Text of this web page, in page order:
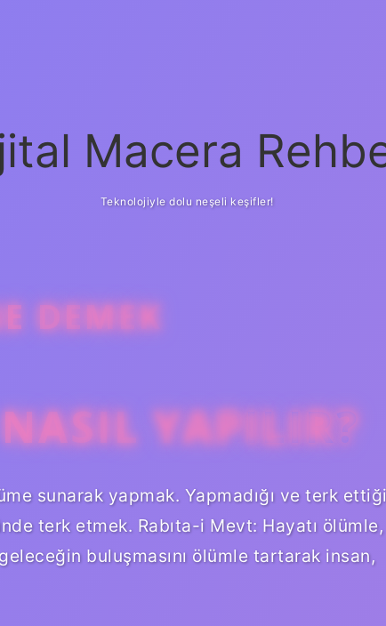
Macera
Teknolojiyle dolu neşeli keşifler!
DEMEK
YAPILIR?
sunarak yapmak. Yapmadığı ve terk
terk etmek. Rabıta-i Mevt: Hayatı ölümle,
buluşmasını ölümle tartarak insan,